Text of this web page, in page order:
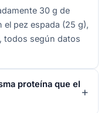
30 g de
el pez espada (25 g),
todos según datos
proteína que el